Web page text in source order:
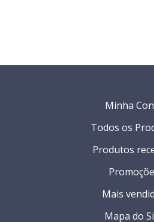
Minha
Todos os
Produtos
Mais
Mapa do